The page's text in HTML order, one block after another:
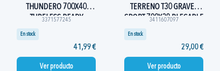
THUNDERO 700X40
TUBELESS READY
3371577245
En stock
41,99 €
Ver producto
TERRENO T30 GRAVEL
SPORT 700X38 PLEGABLE
3411607097
En stock
29,00 €
Ver producto